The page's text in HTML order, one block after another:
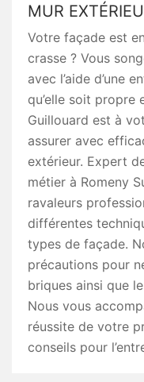
MUR
Votre façade est
crasse ? Vous
avec l’aide d’une
qu’elle soit propre
Guillouard est à
assurer avec
extérieur. Expert
métier à Romeny
ravaleurs
différentes
types de façade.
précautions pour
briques ainsi que
Nous vous
réussite de votre
conseils pour